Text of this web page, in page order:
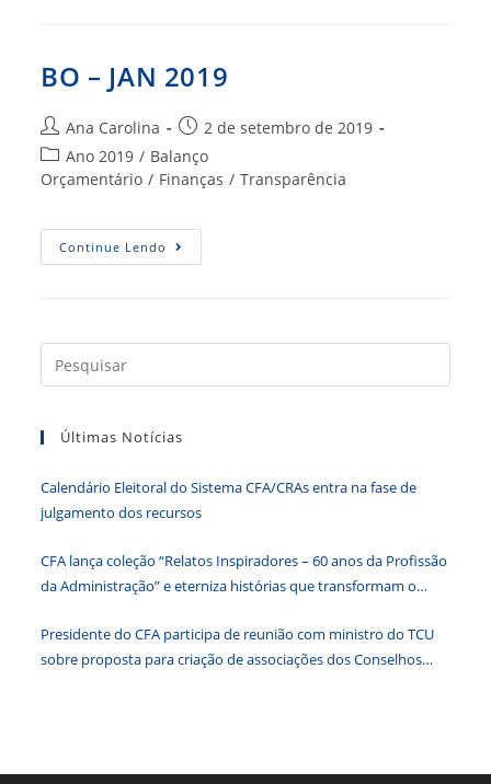
BO – JAN 2019
Autor
do
post:
Ana Carolina
Post
publicado:
2 de setembro de 2019
Categoria
do
Ano 2019 / Balanço
Orçamentário / Finanças / Transparência
Continue Lendo BO
–
a
Últimas Notícias
Calendário Eleitoral do Sistema CFA/CRAs entra na fase de
julgamento dos recursos
CFA lança coleção “Relatos Inspiradores – 60 anos da Profissão
da Administração” e eterniza histórias que transformam o
Presidente do CFA participa de reunião com ministro do TCU
sobre proposta para criação de associações dos Conselhos